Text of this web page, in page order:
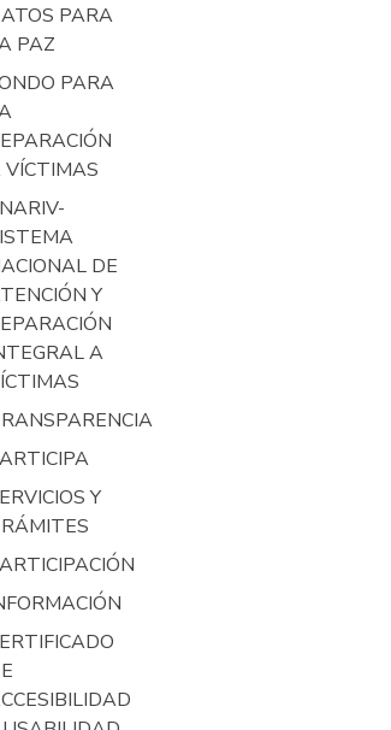
PARA
PAZ
PARA
VÍCTIMAS
DE
Y
A
Y